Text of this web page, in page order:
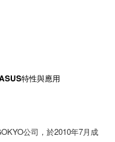
特性與應用
公司，於2010年7月成